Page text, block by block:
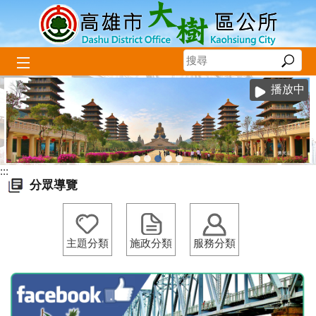
跳到主要內容區塊
播放中
:::
分眾導覽
主題分類 施政分類 服務分類